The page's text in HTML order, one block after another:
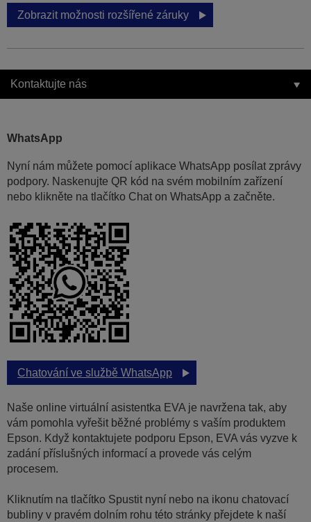
Zobrazit možnosti rozšířené záruky
Kontaktujte nás
WhatsApp
Nyní nám můžete pomocí aplikace WhatsApp posílat zprávy
podpory. Naskenujte QR kód na svém mobilním zařízení
nebo klikněte na tlačítko Chat on WhatsApp a začněte.
Chatování ve službě WhatsApp
Naše online virtuální asistentka EVA je navržena tak, aby
vám pomohla vyřešit běžné problémy s vaším produktem
Epson. Když kontaktujete podporu Epson, EVA vás vyzve k
zadání příslušných informací a provede vás celým
procesem.
Kliknutím na tlačítko Spustit nyní nebo na ikonu chatovací
bubliny v pravém dolním rohu této stránky přejdete k naší